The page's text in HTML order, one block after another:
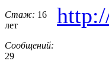
Стаж: 16
лет
Сообщений:
29